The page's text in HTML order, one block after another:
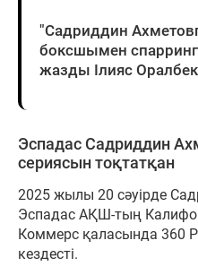
"Садриддин
боксшымен спарринг
жазды Ілияс
Эспадас Садриддин
сериясын тоқтатқан
2025 жылы 20 сәуірде
Эспадас АҚШ-тың
Коммерс қаласында 360
кездесті.